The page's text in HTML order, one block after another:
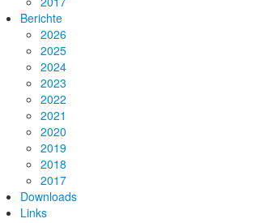
Berichte
2026
2025
2024
2023
2022
2021
2020
2019
2018
2017
Downloads
Links